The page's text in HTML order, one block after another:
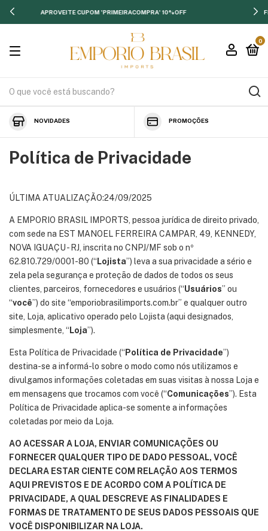
APROVEITE CUPOM 'PRIMEIRACOMPRA' 10%OFF
0
NOVIDADES PROMOÇÕES
Política de Privacidade
ÚLTIMA ATUALIZAÇÃO:24/09/2025
A EMPORIO BRASIL IMPORTS, pessoa jurídica de direito privado,
com sede na EST MANOEL FERREIRA CAMPAR, 49, KENNEDY,
NOVA IGUAÇU - RJ, inscrita no CNPJ/MF sob o nº
62.810.729/0001-80 (“ Lojista”) leva a sua privacidade a sério e
zela pela segurança e proteção de dados de todos os seus
clientes, parceiros, fornecedores e usuários (“Usuários” ou
“você”) do site “emporiobrasilimports.com.br” e qualquer outro
site, Loja, aplicativo operado pelo Lojista (aqui designados,
simplesmente, “ Loja”).
Esta Política de Privacidade (“ Política de Privacidade”)
destina-se a informá-lo sobre o modo como nós utilizamos e
divulgamos informações coletadas em suas visitas à nossa Loja e
em mensagens que trocamos com você (“Comunicações”). Esta
Política de Privacidade aplica-se somente a informações
coletadas por meio da Loja.
AO ACESSAR A LOJA, ENVIAR COMUNICAÇÕES OU
FORNECER QUALQUER TIPO DE DADO PESSOAL, VOCÊ
DECLARA ESTAR CIENTE COM RELAÇÃO AOS TERMOS
AQUI PREVISTOS E DE ACORDO COM A POLÍTICA DE
PRIVACIDADE, A QUAL DESCREVE AS FINALIDADES E
FORMAS DE TRATAMENTO DE SEUS DADOS PESSOAIS QUE
VOCÊ DISPONIBILIZAR NA LOJA.